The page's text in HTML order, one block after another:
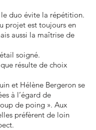
duo évite la répétition.
projet est toujours en
aussi la maîtrise de
soigné.
résulte de choix
et Hélène Bergeron se
à l’égard de
de poing ». Aux
préfèrent de loin